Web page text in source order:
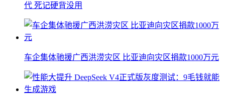
代 死记硬背没用
车企集体驰援广西洪涝灾区 比亚迪向灾区捐款1000万元